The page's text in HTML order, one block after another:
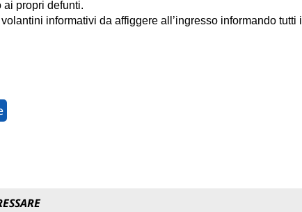
ai propri defunti.
informativi da affiggere all’ingresso informando tutti i